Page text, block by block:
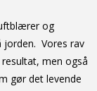
og
jorden. Vores rav
men også
gør det levende